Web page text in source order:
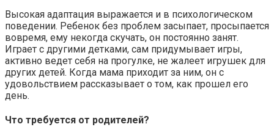
Высокая адаптация выражается и в психологическом
поведении. Ребенок без проблем засыпает, просыпается
вовремя, ему некогда скучать, он постоянно занят.
Играет с другими детками, сам придумывает игры,
активно ведет себя на прогулке, не жалеет игрушек для
других детей. Когда мама приходит за ним, он с
удовольствием рассказывает о том, как прошел его
день.
Что требуется от родителей?